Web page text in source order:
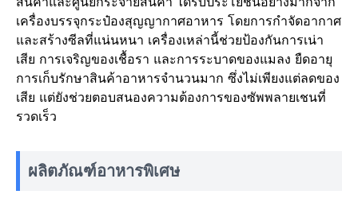
เครื่องบรรจุกระป๋องสุญญากาศอาหาร โดยการกำจัดอากาศ
และสร้างซีลที่แน่นหนา เครื่องเหล่านี้ช่วยป้องกันการเน่า
เสีย การเจริญของเชื้อรา และการระบาดของแมลง ยืดอายุ
การเก็บรักษาสินค้าอาหารจำนวนมาก ซึ่งไม่เพียงแต่ลดของ
เสีย แต่ยังช่วยตอบสนองความต้องการของซัพพลายเชนที่
รวดเร็ว
ผลิตภัณฑ์อาหารพิเศษ